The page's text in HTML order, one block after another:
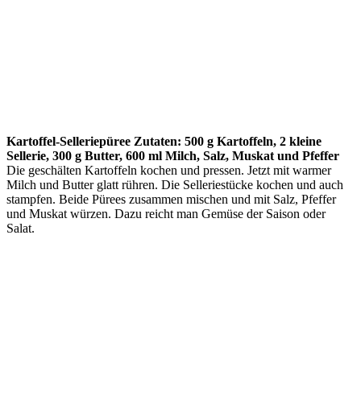
Kartoffel-Selleriepüree Zutaten: 500 g Kartoffeln, 2 kleine
Sellerie, 300 g Butter, 600 ml Milch, Salz, Muskat und Pfeffer
Die geschälten Kartoffeln kochen und pressen. Jetzt mit warmer
Milch und Butter glatt rühren. Die Selleriestücke kochen und auch
stampfen. Beide Pürees zusammen mischen und mit Salz, Pfeffer
und Muskat würzen. Dazu reicht man Gemüse der Saison oder
Salat.